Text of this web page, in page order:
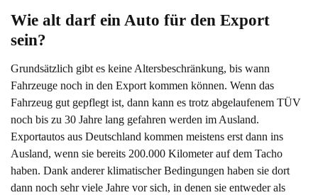
Wie alt darf ein Auto für den Export
sein?
Grundsätzlich gibt es keine Altersbeschränkung, bis wann
Fahrzeuge noch in den Export kommen können. Wenn das
Fahrzeug gut gepflegt ist, dann kann es trotz abgelaufenem TÜV
noch bis zu 30 Jahre lang gefahren werden im Ausland.
Exportautos aus Deutschland kommen meistens erst dann ins
Ausland, wenn sie bereits 200.000 Kilometer auf dem Tacho
haben. Dank anderer klimatischer Bedingungen haben sie dort
dann noch sehr viele Jahre vor sich, in denen sie entweder als